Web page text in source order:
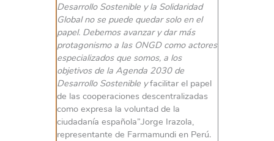
Desarrollo Sostenible y la Solidaridad
Global no se puede quedar solo en el
papel. Debemos avanzar y dar más
protagonismo a las ONGD como actores
especializados que somos, a los
objetivos de la Agenda 2030 de
Desarrollo Sostenible yfacilitar el papel
de las cooperaciones descentralizadas
como expresa la voluntad de la
ciudadanía española”.Jorge Irazola,
representante de Farmamundi en Perú.